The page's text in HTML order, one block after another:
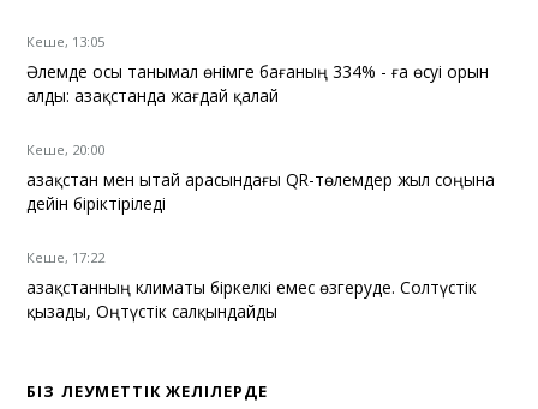
Кеше, 13:05
Әлемде осы танымал өнімге бағаның 334% - ға өсуі орын
алды: Қазақстанда жағдай қалай
Кеше, 20:00
Қазақстан мен Қытай арасындағы QR-төлемдер жыл соңына
дейін біріктіріледі
Кеше, 17:22
Қазақстанның климаты біркелкі емес өзгеруде. Солтүстік
қызады, Оңтүстік салқындайды
БІЗ ӘЛЕУМЕТТІК ЖЕЛІЛЕРДЕ